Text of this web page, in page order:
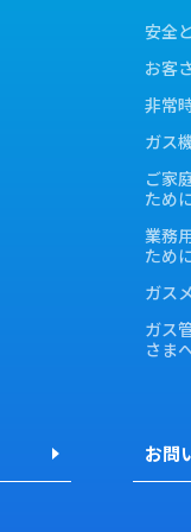
安全
お客
非常
ガス
ご家
ため
業務
ため
ガス
ガス
さま
お問